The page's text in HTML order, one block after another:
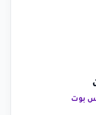
بوت